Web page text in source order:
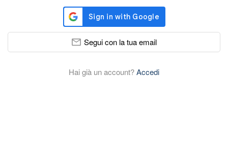
Segui con la tua email
Hai già un account?Accedi